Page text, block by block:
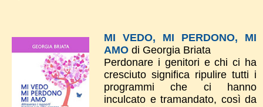
MI VEDO, MI PERDONO, MI
AMO di Georgia Briata
Perdonare i genitori e chi ci ha
cresciuto significa ripulire tutti i
programmi che ci hanno
inculcato e tramandato, così da